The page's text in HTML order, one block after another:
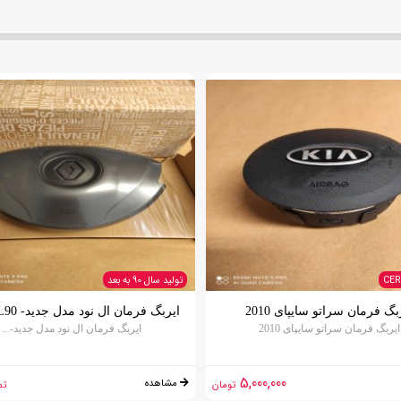
فرمان سراتو سایپای 2010
ایربگ فرمان سراتو سایپای 2010
5,000,000 تومان
تولید سال 90 به بعد
ایربگ فرمان ال نود مدل جدید- L90 راننده
ایربگ فرمان ال نود مدل جدید-...
مشاهده